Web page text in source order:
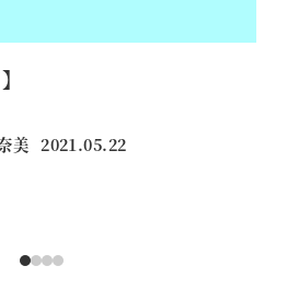
美 投稿日
2021.05.22